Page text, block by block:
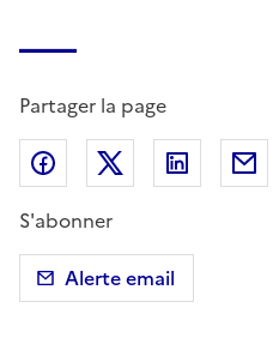
Partager la page
Partager sur Facebook
Partager sur
S'abonner
Alerte email